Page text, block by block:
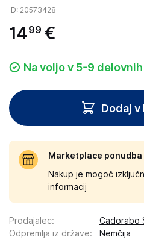
ID: 20573428
1499 €
Na voljo v 5-9
Dodaj
Marketplace ponudba
Nakup je mogoč
informacij
Prodajalec:
Cadorabo
Odpremlja iz države:
Nemčija